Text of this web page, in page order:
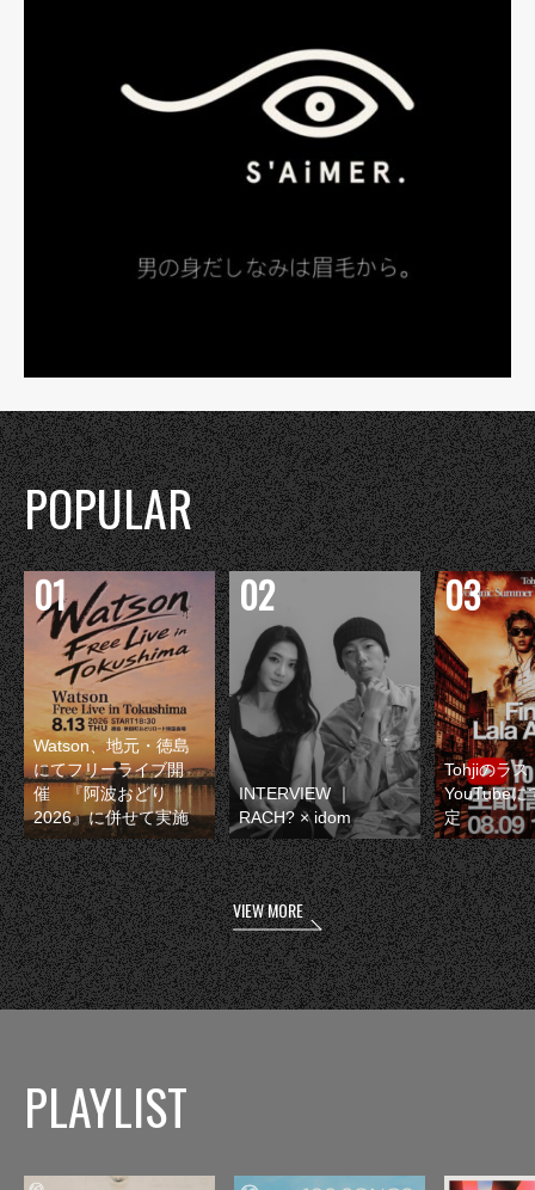
POPULAR
Watson、地元・徳島
にてフリーライブ開
催 『阿波おどり
2026』に併せて実施
INTERVIEW ｜
RACH? × idom
Tohjiのラス
YouTubeに
定
VIEW MORE
PLAYLIST